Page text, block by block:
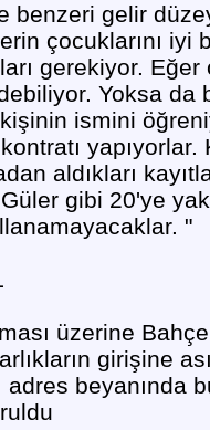
benzeri gelir
çocuklarını
gerekiyor. Eğer
Yoksa da
ismini
aldıkları
gibi 20'ye
"
üzerine
girişine
beyanında